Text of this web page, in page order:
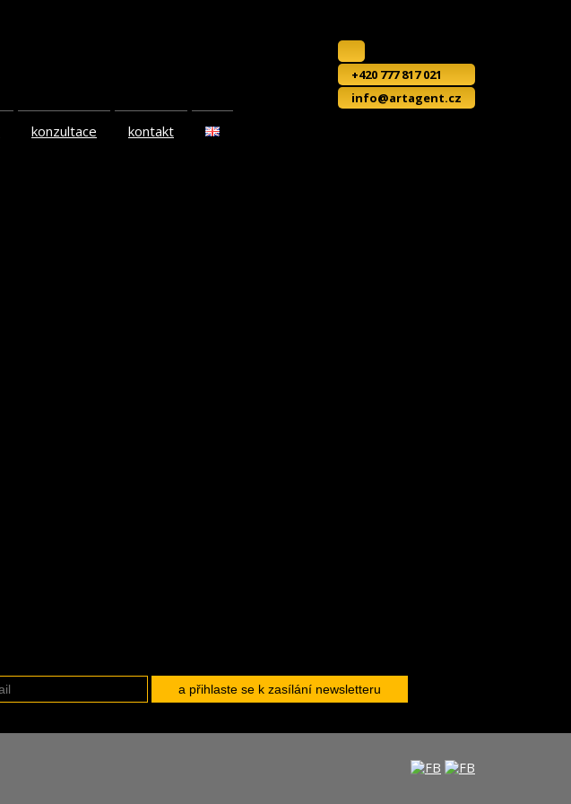
+420 777 817 021
info@artagent.cz
konzultace kontakt